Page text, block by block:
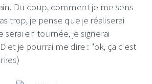
Du coup, comment je me sens
trop, je pense que je réaliserai
serai en tournée, je signerai
et je pourrai me dire : "ok, ça c'est